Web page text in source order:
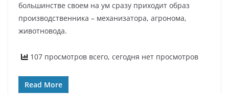
большинстве своем на ум сразу приходит образ
производственника – механизатора, агронома,
животновода.
107 просмотров всего, сегодня нет просмотров
Read More